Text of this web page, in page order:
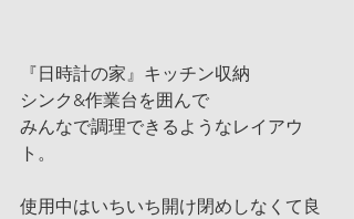
『日時計の家』キッチン収納
シンク&作業台を囲んで
みんなで調理できるようなレイアウ
ト。
使用中はいちいち開け閉めしなくて良